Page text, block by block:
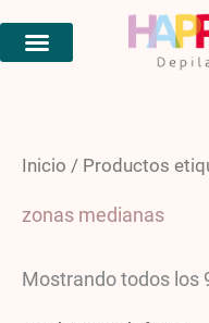
Inicio / Productos
zonas medianas
Mostrando todos los